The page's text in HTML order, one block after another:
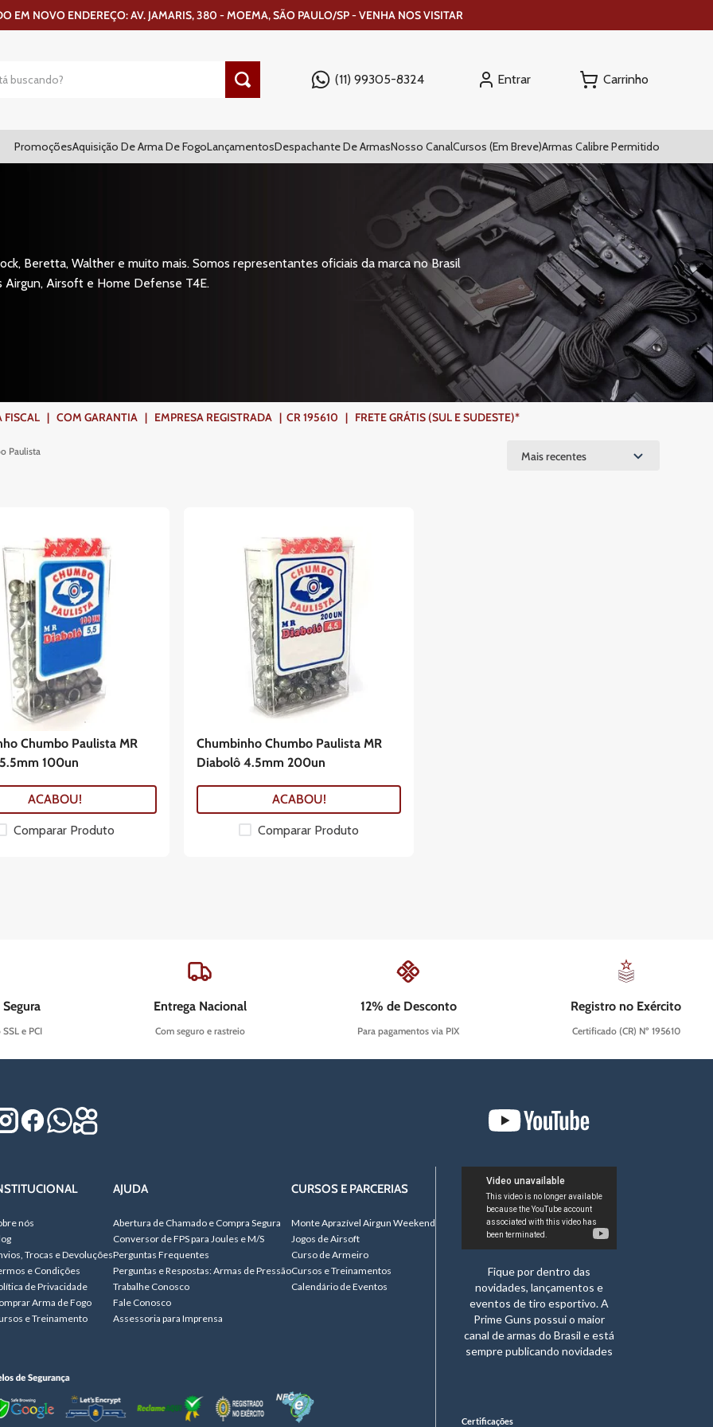
EM NOVO ENDEREÇO: AV. JAMARIS, 380 - MOEMA, SÃO PAULO/SP - VENHA NOS VISITAR
(11) 99305-8324 Entrar
PromoçõesAquisição De Arma De FogoLançamentosDespachante De ArmasNosso CanalCursos (Em Breve)Armas Calibre Permitido
Beretta, Walther e muito mais. Somos representantes oficiais da marca no Brasil
Airsoft e Home Defense T4E.
| COM GARANTIA | EMPRESA REGISTRADA | CR 195610 | FRETE GRÁTIS (SUL E SUDESTE)*
Paulista Mais recentes
Chumbo Paulista MR
100un
ACABOU!
Comparar Produto
Chumbinho Chumbo Paulista MR
Diabolô 4.5mm 200un
ACABOU!
Comparar Produto
e PCI
Entrega Nacional
Com seguro e rastreio
12% de Desconto
Para pagamentos via PIX
Registro no Exército
Certificado (CR) Nº 195610
nós
Trocas e Devoluções
e Condições
de Privacidade
Arma de Fogo
e Treinamento
AJUDA
Abertura de Chamado e Compra Segura
Conversor de FPS para Joules e M/S
Perguntas Frequentes
Perguntas e Respostas: Armas de Pressão
Trabalhe Conosco
Fale Conosco
Assessoria para Imprensa
CURSOS E PARCERIAS
Monte Aprazível Airgun Weekend
Jogos de Airsoft
Curso de Armeiro
Cursos e Treinamentos
Calendário de Eventos
Fique por dentro das
novidades, lançamentos e
eventos de tiro esportivo. A
Prime Guns possui o maior
canal de armas do Brasil e está
sempre publicando novidades
Certificações